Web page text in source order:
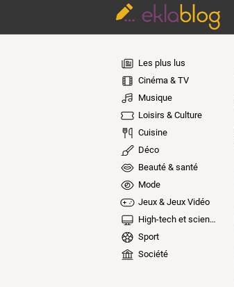
Les plus lus
Cinéma & TV
Musique
Loisirs & Culture
Cuisine
Déco
Beauté & santé
Mode
Jeux & Jeux Vidéo
High-tech et sciences
Sport
Société